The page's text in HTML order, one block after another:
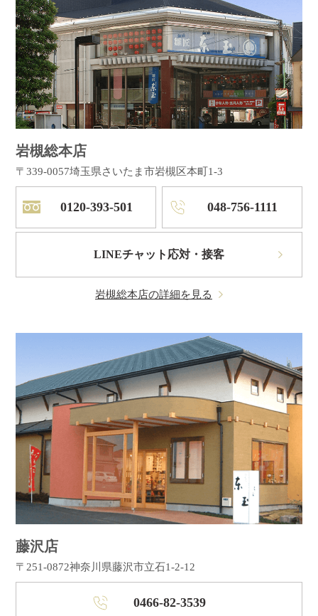
岩槻総本店
〒339-0057埼玉県さいたま市岩槻区本町1-3
0120-393-501 048-756-1111
LINEチャット応対・接客
岩槻総本店の詳細を見る
藤沢店
〒251-0872神奈川県藤沢市立石1-2-12
0466-82-3539